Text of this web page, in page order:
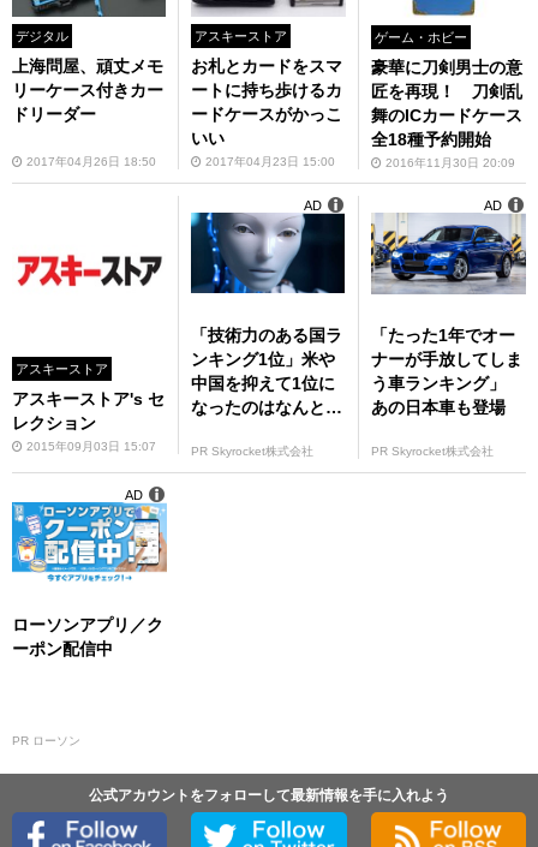
デジタル
上海問屋、頑丈メモ
リーケース付きカー
ドリーダー
2017年04月26日 18:50
アスキーストア
お札とカードをスマ
ートに持ち歩けるカ
ードケースがかっこ
いい
2017年04月23日 15:00
ゲーム・ホビー
豪華に刀剣男士の意
匠を再現！ 刀剣乱
舞のICカードケース
全18種予約開始
2016年11月30日 20:09
アスキーストア
アスキーストア's セ
レクション
2015年09月03日 15:07
「技術力のある国ラ
ンキング1位」米や
中国を抑えて1位に
なったのはなんと…
PR Skyrocket株式会社
AD
「たった1年でオー
ナーが手放してしま
う車ランキング」
あの日本車も登場
PR Skyrocket株式会社
AD
ローソンアプリ／ク
ーポン配信中
PR ローソン
AD
公式アカウントをフォローして最新情報を手に入れよう